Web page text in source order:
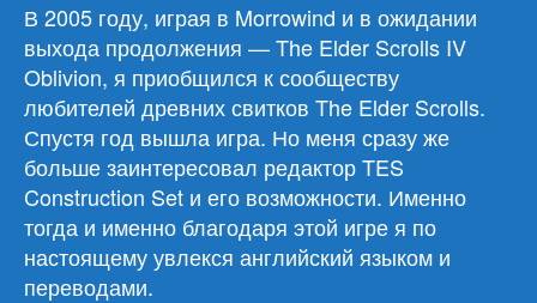
В 2005 году, играя в Morrowind и в ожидании
выхода продолжения — The Elder Scrolls IV
Oblivion, я приобщился к сообществу
любителей древних свитков The Elder Scrolls.
Спустя год вышла игра. Но меня сразу же
больше заинтересовал редактор TES
Construction Set и его возможности. Именно
тогда и именно благодаря этой игре я по
настоящему увлекся английский языком и
переводами.